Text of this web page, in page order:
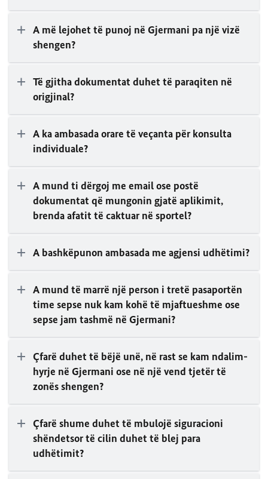
A më lejohet të punoj në Gjermani pa një vizë
shengen?
Të gjitha dokumentat duhet të paraqiten në
origjinal?
A ka ambasada orare të veçanta për konsulta
individuale?
A mund ti dërgoj me email ose postë
dokumentat që mungonin gjatë aplikimit,
brenda afatit të caktuar në sportel?
A bashkëpunon ambasada me agjensi udhëtimi?
A mund të marrë një person i tretë pasaportën
time sepse nuk kam kohë të mjaftueshme ose
sepse jam tashmë në Gjermani?
Çfarë duhet të bëjë unë, në rast se kam ndalim-
hyrje në Gjermani ose në një vend tjetër të
zonës shengen?
Çfarë shume duhet të mbulojë siguracioni
shëndetsor të cilin duhet të blej para
udhëtimit?